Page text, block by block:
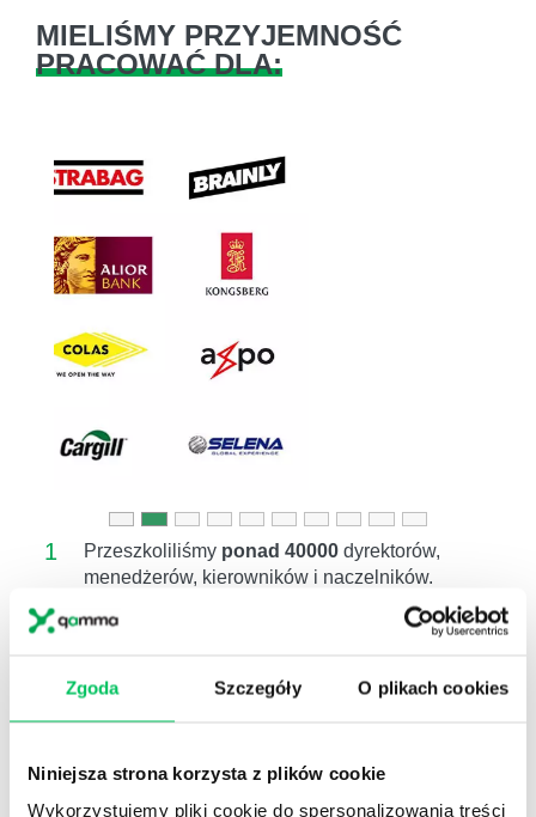
Zgoda Szczegóły O plikach cookies
Niniejsza strona korzysta z plików cookie
Wykorzystujemy pliki cookie do spersonalizowania treści
MIELIŚMY PRZYJEMNOŚĆ
PRACOWAĆ DLA:
1 Przeszkoliliśmy ponad 40000 dyrektorów,
menedżerów, kierowników i naczelników.
2
W Akademiach menedżerskich, w których
mierzyliśmy efektywność (47 projektów 286 dni
16%.
3 Pracujemy na poziomie
warto),postawy(zamierzam to zrobić) ,
wdrożenia(follow up)